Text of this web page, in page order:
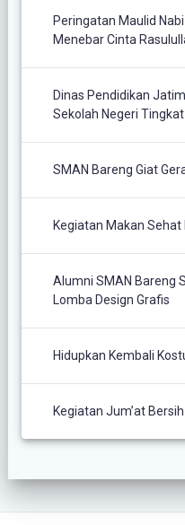
Peringatan Maulid
Menebar Cinta
Dinas Pendidikan
Sekolah Negeri Tingkat
SMAN Bareng Giat
Kegiatan Makan
Alumni SMAN Bareng
Lomba Design Grafis
Hidupkan Kembali
Kegiatan Jum’at